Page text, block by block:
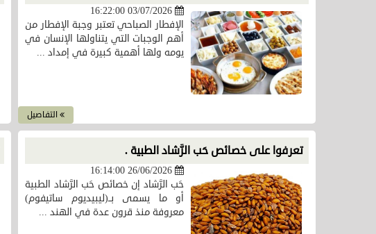
الإفطار الصباحي تعتبر وجبة الإفطار من
أهم الوجبات التي يتناولها الإنسان في
يومه ولها أهمية كبيرة في إمداد ...
التفاصيل
تعرفوا على خصائص حَب الرَّشاد الطبية .
حَب الرَّشاد إن خصائص حَب الرَّشاد الطبية
أو ما يسمى بــ(ليبيديوم ساتيفوم)
معروفة منذ قرون عدة في الهند ...